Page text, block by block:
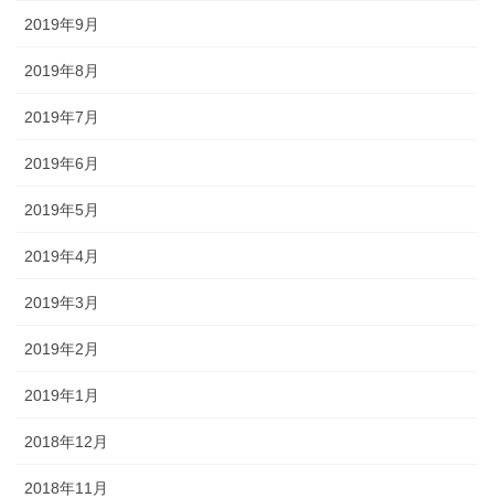
2019年9月
2019年8月
2019年7月
2019年6月
2019年5月
2019年4月
2019年3月
2019年2月
2019年1月
2018年12月
2018年11月